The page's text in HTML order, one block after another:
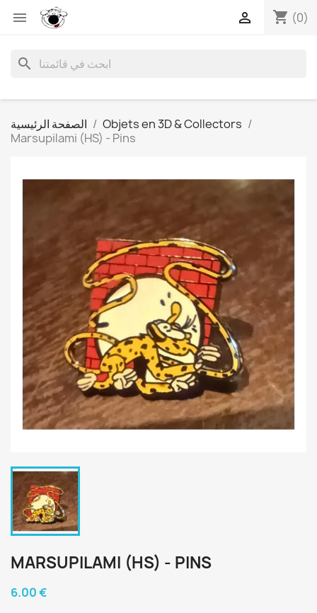
 shopping_cart (0)

search
الصفحة الرئيسية
Objets en 3D & Collectors
Marsupilami (HS) - Pins
MARSUPILAMI (HS) - PINS
6.00 €